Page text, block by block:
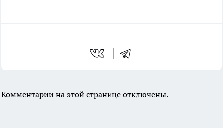
Комментарии на этой странице отключены.